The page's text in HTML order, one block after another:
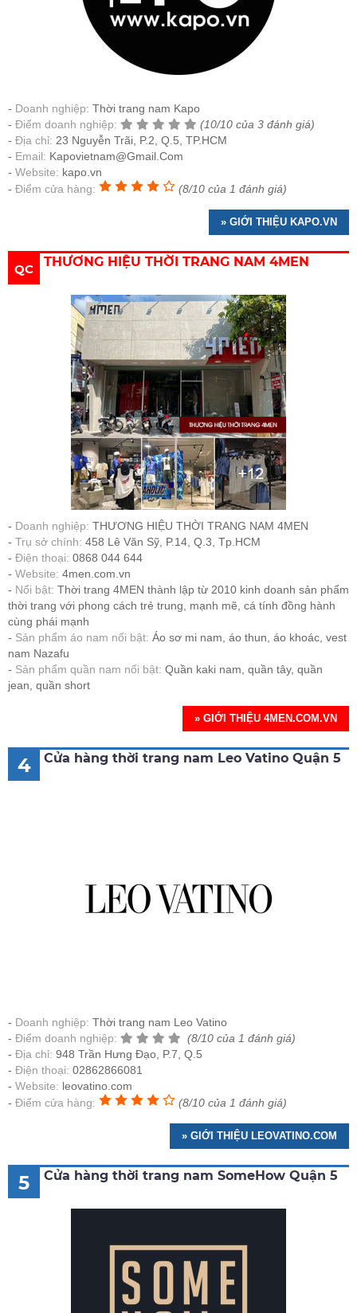
Doanh nghiệp: Thời trang nam Kapo
Điểm doanh nghiệp:
(10/10 của 3 đánh giá)
Địa chỉ: 23 Nguyễn Trãi, P.2, Q.5, TP.HCM
Email: Kapovietnam@Gmail.Com
Website: kapo.vn
Điểm cửa hàng:
(8/10 của 1 đánh giá)
» GIỚI THIỆU KAPO.VN
QC THƯƠNG HIỆU THỜI TRANG NAM 4MEN
Doanh nghiệp: THƯƠNG HIỆU THỜI TRANG NAM 4MEN
Trụ sở chính: 458 Lê Văn Sỹ, P.14, Q.3, Tp.HCM
Điện thoại: 0868 044 644
Website: 4men.com.vn
Nổi bật: Thời trang 4MEN thành lập từ 2010 kinh doanh sản phẩm
thời trang với phong cách trẻ trung, mạnh mẽ, cá tính đồng hành
cùng phái mạnh
Sản phẩm áo nam nổi bật: Áo sơ mi nam, áo thun, áo khoác, vest
nam Nazafu
Sản phẩm quần nam nổi bật: Quần kaki nam, quần tây, quần
jean, quần short
» GIỚI THIỆU 4MEN.COM.VN
4 Cửa hàng thời trang nam Leo Vatino Quận 5
Doanh nghiệp: Thời trang nam Leo Vatino
Điểm doanh nghiệp:
(8/10 của 1 đánh giá)
Địa chỉ: 948 Trần Hưng Đạo, P.7, Q.5
Điện thoại: 02862866081
Website: leovatino.com
Điểm cửa hàng:
(8/10 của 1 đánh giá)
» GIỚI THIỆU LEOVATINO.COM
5 Cửa hàng thời trang nam SomeHow Quận 5